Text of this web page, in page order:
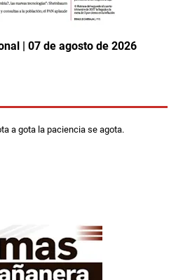
| 07 de agosto de 2026
a gota la paciencia se agota.